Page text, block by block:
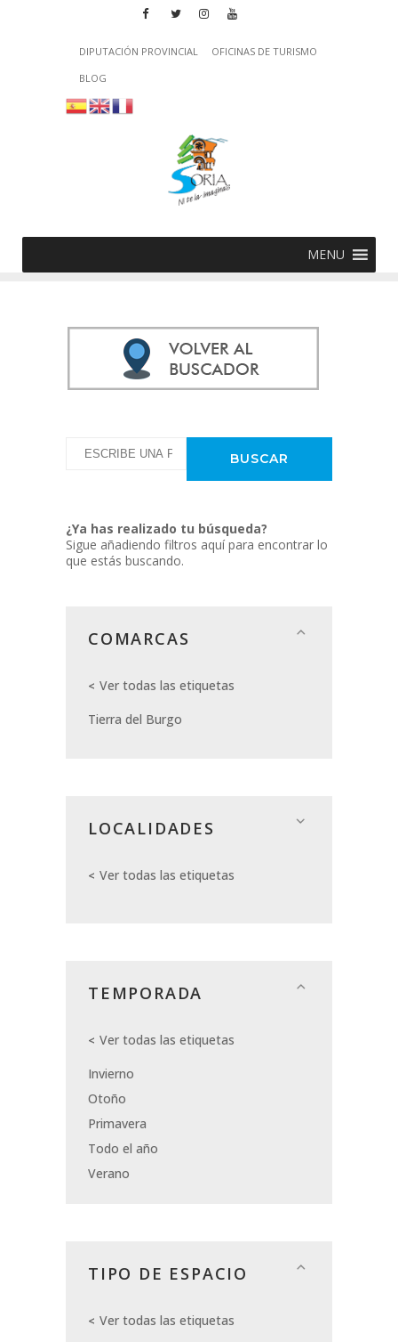
DIPUTACIÓN PROVINCIAL
OFICINAS DE TURISMO
BLOG
MENU
¿Ya has realizado tu búsqueda?
Sigue añadiendo filtros aquí para encontrar lo
que estás buscando.
COMARCAS
Ver todas las etiquetas
Tierra del Burgo
LOCALIDADES
Ver todas las etiquetas
TEMPORADA
Ver todas las etiquetas
Invierno
Otoño
Primavera
Todo el año
Verano
TIPO DE ESPACIO
Ver todas las etiquetas